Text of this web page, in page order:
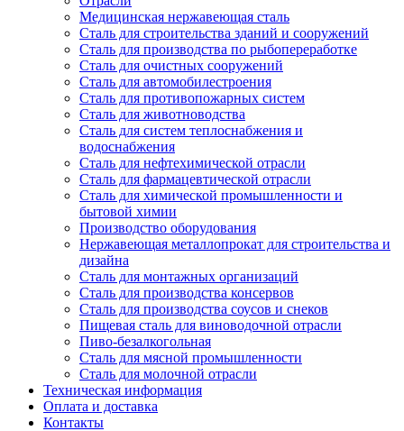
Медицинcкая нержавеющая сталь
Сталь для строительства зданий и сооружений
Сталь для производства по рыбопереработке
Сталь для очистных сооружений
Сталь для автомобилестроения
Сталь для противопожарных систем
Сталь для животноводства
Сталь для систем теплоснабжения и
водоснабжения
Сталь для нефтехимической отрасли
Сталь для фармацевтической отрасли
Сталь для химической промышленности и
бытовой химии
Производство оборудования
Нержавеющая металлопрокат для строительства и
дизайна
Сталь для монтажных организаций
Сталь для производства консервов
Сталь для производства соусов и снеков
Пищевая сталь для виноводочной отрасли
Пиво-безалкогольная
Сталь для мясной промышленности
Сталь для молочной отрасли
Техническая информация
Оплата и доставка
Контакты